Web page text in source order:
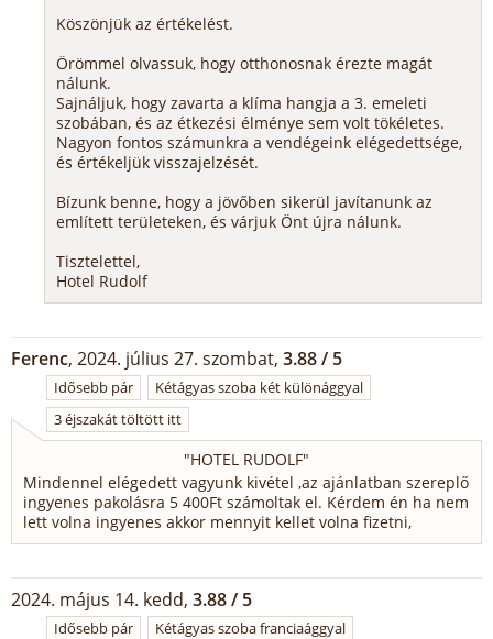
Köszönjük az értékelést.
Örömmel olvassuk, hogy otthonosnak érezte magát
nálunk.
Sajnáljuk, hogy zavarta a klíma hangja a 3. emeleti
szobában, és az étkezési élménye sem volt tökéletes.
Nagyon fontos számunkra a vendégeink elégedettsége,
és értékeljük visszajelzését.
Bízunk benne, hogy a jövőben sikerül javítanunk az
említett területeken, és várjuk Önt újra nálunk.
Tisztelettel,
Hotel Rudolf
Ferenc, 2024. július 27. szombat, 3.88 / 5
Idősebb pár
Kétágyas szoba két különággyal
3 éjszakát töltött itt
"HOTEL RUDOLF"
Mindennel elégedett vagyunk kivétel ,az ajánlatban szereplő
ingyenes pakolásra 5 400Ft számoltak el. Kérdem én ha nem
lett volna ingyenes akkor mennyit kellet volna fizetni,
2024. május 14. kedd, 3.88 / 5
Idősebb pár
Kétágyas szoba franciaággyal